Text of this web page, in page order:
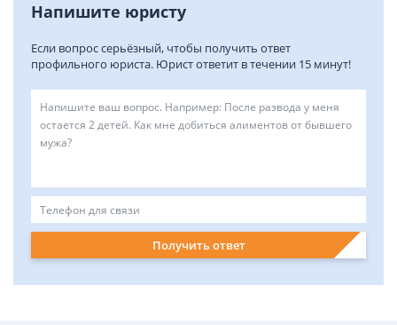
Напишите юристу
Если вопрос серьёзный, чтобы получить ответ
профильного юриста. Юрист ответит в течении 15 минут!
Получить ответ